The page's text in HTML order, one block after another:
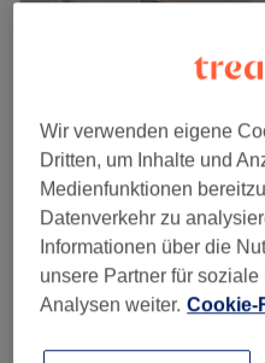
Sonntag
Im Salon Elle Beauté in
von porentief reiner Haut,
Make-up, vollen Wimpern
einen Stück näher kommen!
zurücklehnen und
Nächste öffentliche
chili-cosmetics
4,9
267
Wir verwenden eigene
Dritten, um Inhalte und
Medienfunktionen
Datenverkehr zu
Informationen über die
unsere Partner für
Analysen weiter. Cookie-